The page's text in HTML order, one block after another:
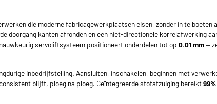
die moderne fabricagewerkplaatsen eisen, zonder in te boeten
doorgang kanten afronden en een niet-directionele korrelafwerking
servoliftsysteem positioneert onderdelen tot op0.01 mm—
inbedrijfstelling. Aansluiten, inschakelen, beginnen met
blijft, ploeg na ploeg. Geïntegreerde stofafzuiging bereikt